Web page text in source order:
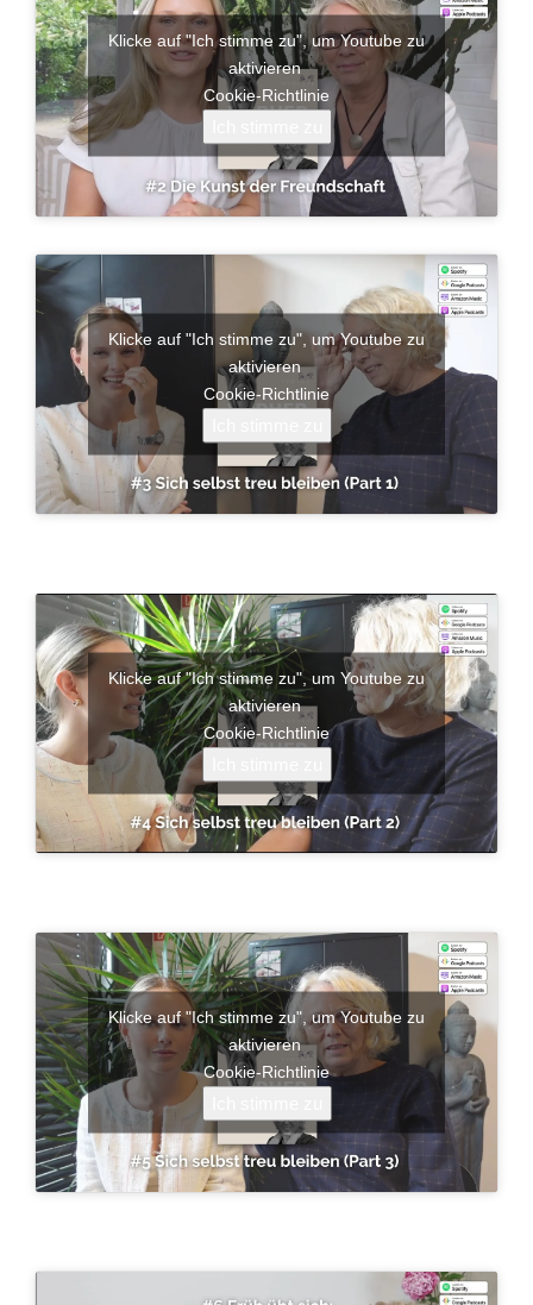
Klicke auf "Ich stimme zu", um Youtube zu
aktivieren
Cookie-Richtlinie
Klicke auf "Ich stimme zu", um Youtube zu
aktivieren
Cookie-Richtlinie
Klicke auf "Ich stimme zu", um Youtube zu
aktivieren
Cookie-Richtlinie
Klicke auf "Ich stimme zu", um Youtube zu
aktivieren
Cookie-Richtlinie